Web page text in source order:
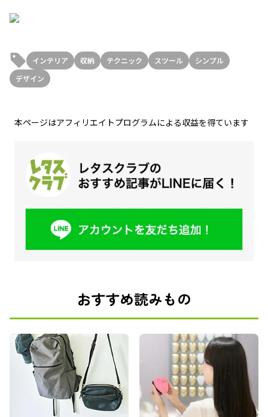
インテリア 収納 テクニック スツール
シンプル
デザイン
本ページはアフィリエイトプログラムによる収益を得ています
おすすめ読みもの